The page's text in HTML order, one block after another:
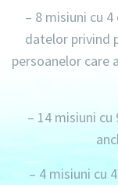
– 8 misiuni cu
datelor privind
persoanelor care
– 14 misiuni
– 4 misiuni cu